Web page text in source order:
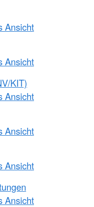
Ansicht
Ansicht
KIT)
Ansicht
Ansicht
Ansicht
Ansicht